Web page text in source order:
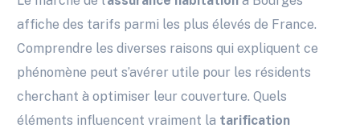
affiche des tarifs parmi les plus élevés de France.
Comprendre les diverses raisons qui expliquent ce
phénomène peut s’avérer utile pour les résidents
cherchant à optimiser leur couverture. Quels
éléments influencent vraiment la tarification